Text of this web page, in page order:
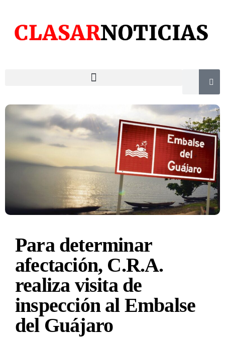
Para determinar
afectación, C.R.A.
realiza visita de
inspección al Embalse
del Guájaro